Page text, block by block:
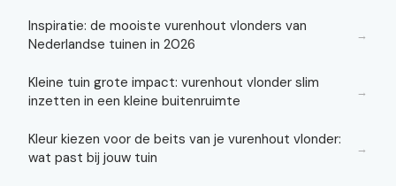
Inspiratie: de mooiste vurenhout vlonders van
Nederlandse tuinen in 2026
→
Kleine tuin grote impact: vurenhout vlonder slim
inzetten in een kleine buitenruimte
→
Kleur kiezen voor de beits van je vurenhout vlonder:
wat past bij jouw tuin
→